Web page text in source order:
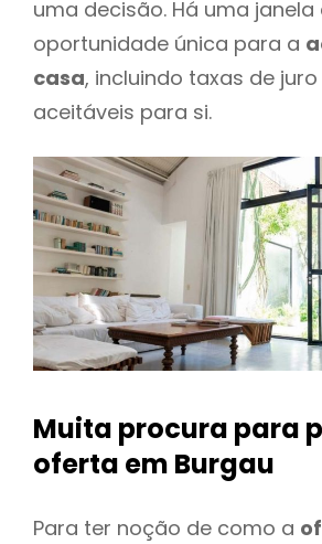
uma decisão. Há uma janela
oportunidade única para a
casa, incluindo taxas de
aceitáveis para si.
Muita procura para
oferta em Burgau
Para ter noção de como a